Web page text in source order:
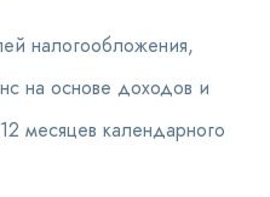
налогообложения,
на основе доходов и
месяцев календарного